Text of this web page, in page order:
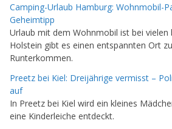
Camping-Urlaub Hamburg: Wohnmobil-
Geheimtipp
Urlaub mit dem Wohnmobil ist bei vielen
Holstein gibt es einen entspannten Ort
Runterkommen.
Preetz bei Kiel: Dreijährige vermisst –
auf
In Preetz bei Kiel wird ein kleines
eine Kinderleiche entdeckt.